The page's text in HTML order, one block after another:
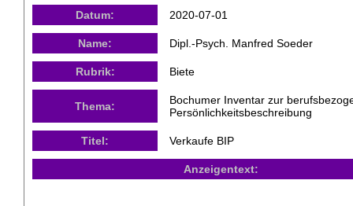
Datum: 2020-07-01
Name: Dipl.-Psych. Manfred Soeder
Rubrik: Biete
Thema:
Bochumer Inventar zur
Persönlichkeitsbeschreibung
Titel: Verkaufe BIP
Anzeigentext: